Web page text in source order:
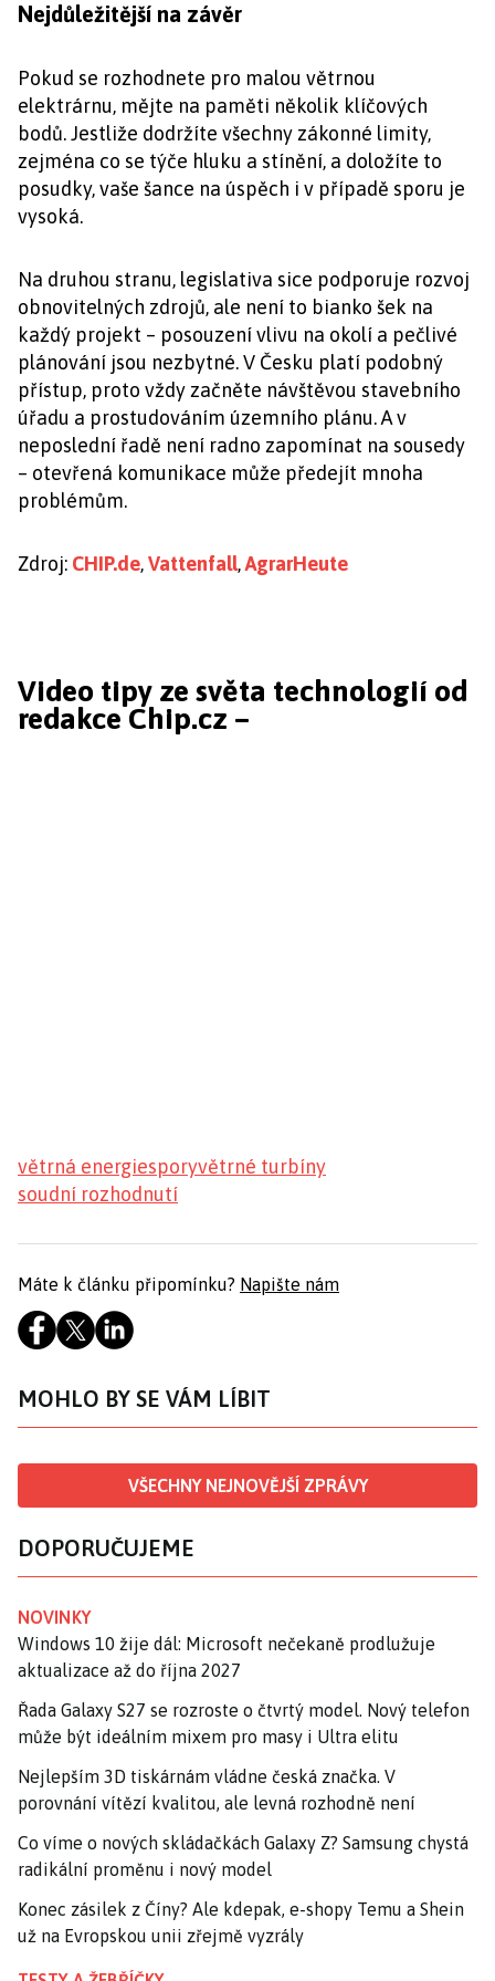
Nejdůležitější na závěr
Pokud se rozhodnete pro malou větrnou
elektrárnu, mějte na paměti několik klíčových
bodů. Jestliže dodržíte všechny zákonné limity,
zejména co se týče hluku a stínění, a doložíte to
posudky, vaše šance na úspěch i v případě sporu je
vysoká.
Na druhou stranu, legislativa sice podporuje rozvoj
obnovitelných zdrojů, ale není to bianko šek na
každý projekt – posouzení vlivu na okolí a pečlivé
plánování jsou nezbytné. V Česku platí podobný
přístup, proto vždy začněte návštěvou stavebního
úřadu a prostudováním územního plánu. A v
neposlední řadě není radno zapomínat na sousedy
– otevřená komunikace může předejít mnoha
problémům.
Zdroj: CHIP.de,Vattenfall,AgrarHeute
Video tipy ze světa technologií od
redakce Chip.cz –
větrná energiesporyvětrné turbíny
soudní rozhodnutí
Máte k článku připomínku? Napište nám
MOHLO BY SE VÁM LÍBIT
VŠECHNY NEJNOVĚJŠÍ ZPRÁVY
DOPORUČUJEME
NOVINKY
Windows 10 žije dál: Microsoft nečekaně prodlužuje
aktualizace až do října 2027
Řada Galaxy S27 se rozroste o čtvrtý model. Nový telefon
může být ideálním mixem pro masy i Ultra elitu
Nejlepším 3D tiskárnám vládne česká značka. V
porovnání vítězí kvalitou, ale levná rozhodně není
Co víme o nových skládačkách Galaxy Z? Samsung chystá
radikální proměnu i nový model
Konec zásilek z Číny? Ale kdepak, e-shopy Temu a Shein
už na Evropskou unii zřejmě vyzrály